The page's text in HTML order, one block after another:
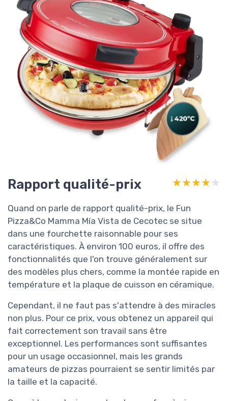
Rapport qualité-prix ★★★★★
★★★★★
Quand on parle de rapport qualité-prix, le Fun
Pizza&Co Mamma Mía Vista de Cecotec se situe
dans une fourchette raisonnable pour ses
caractéristiques. À environ 100 euros, il offre des
fonctionnalités que l'on trouve généralement sur
des modèles plus chers, comme la montée rapide en
température et la plaque de cuisson en céramique.
Cependant, il ne faut pas s'attendre à des miracles
non plus. Pour ce prix, vous obtenez un appareil qui
fait correctement son travail sans être
exceptionnel. Les performances sont suffisantes
pour un usage occasionnel, mais les grands
amateurs de pizzas pourraient se sentir limités par
la taille et la capacité.